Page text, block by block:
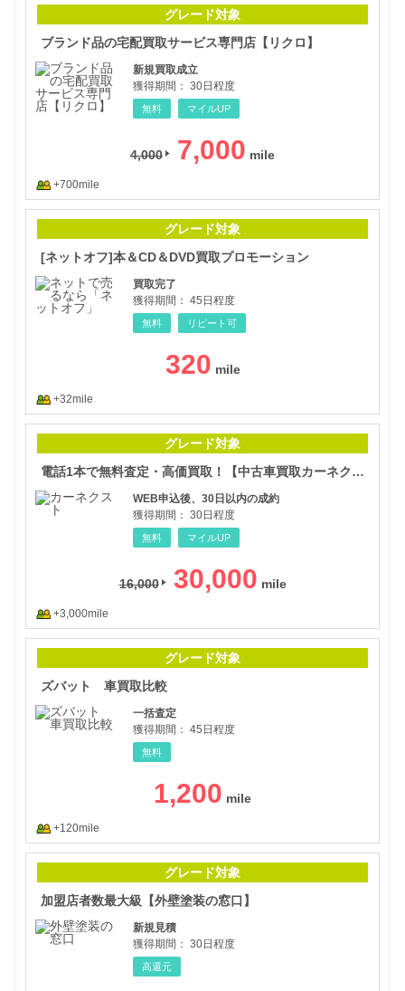
グレード対象
ブランド品の宅配買取サービス専門店【リクロ】
新規買取成立
獲得期間： 30日程度
無料 マイルUP
4,000 7,000
+700mile
グレード対象
[ネットオフ]本＆CD＆DVD買取プロモーション
買取完了
獲得期間： 45日程度
無料 リピート可
320
+32mile
グレード対象
電話1本で無料査定・高価買取！【中古車買取カーネクスト】
WEB申込後、30日以内の成約
獲得期間： 30日程度
無料 マイルUP
16,000 30,000
+3,000mile
グレード対象
ズバット 車買取比較
一括査定
獲得期間： 45日程度
無料
1,200
+120mile
グレード対象
加盟店者数最大級【外壁塗装の窓口】
新規見積
獲得期間： 30日程度
高還元